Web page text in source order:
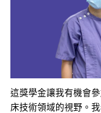
這獎學金讓我有機會
床技術領域的視野。